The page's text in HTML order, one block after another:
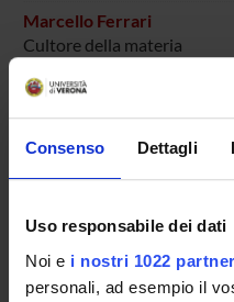
Consenso Dettagli
Uso responsabile dei dati
Noi e i nostri 1022 partner
personali, ad esempio il
Marcello Ferrari
Cultore della materia
Maurizio Lestani
Tecnico-Amministrativo
COLLABORATORI